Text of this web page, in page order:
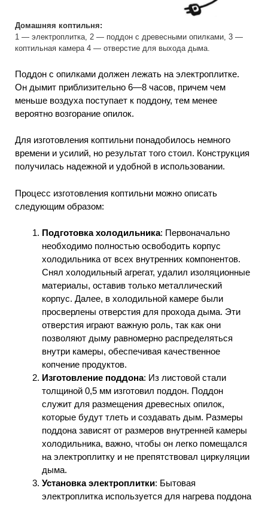
Домашняя коптильня:
1 — электроплитка, 2 — поддон с древесными опилками, 3 —
коптильная камера 4 — отверстие для выхода дыма.
Поддон с опилками должен лежать на электроплитке.
Он дымит приблизительно 6—8 часов, причем чем
меньше воздуха поступает к поддону, тем менее
вероятно возгорание опилок.
Для изготовления коптильни понадобилось немного
времени и усилий, но результат того стоил. Конструкция
получилась надежной и удобной в использовании.
Процесс изготовления коптильни можно описать
следующим образом:
Подготовка холодильника: Первоначально
необходимо полностью освободить корпус
холодильника от всех внутренних компонентов.
Снял холодильный агрегат, удалил изоляционные
материалы, оставив только металлический
корпус. Далее, в холодильной камере были
просверлены отверстия для прохода дыма. Эти
отверстия играют важную роль, так как они
позволяют дыму равномерно распределяться
внутри камеры, обеспечивая качественное
копчение продуктов.
Изготовление поддона: Из листовой стали
толщиной 0,5 мм изготовил поддон. Поддон
служит для размещения древесных опилок,
которые будут тлеть и создавать дым. Размеры
поддона зависят от размеров внутренней камеры
холодильника, важно, чтобы он легко помещался
на электроплитку и не препятствовал циркуляции
дыма.
Установка электроплитки: Бытовая
электроплитка используется для нагрева поддона